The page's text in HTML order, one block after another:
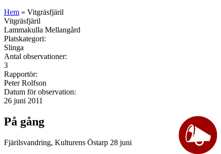
Hem » Vitgräsfjäril
Vitgräsfjäril
Lammakulla Mellangård
Platskategori:
Slinga
Antal observationer:
3
Rapportör:
Peter Rolfson
Datum för observation:
26 juni 2011
På gång
Fjärilsvandring, Kulturens Östarp 28 juni